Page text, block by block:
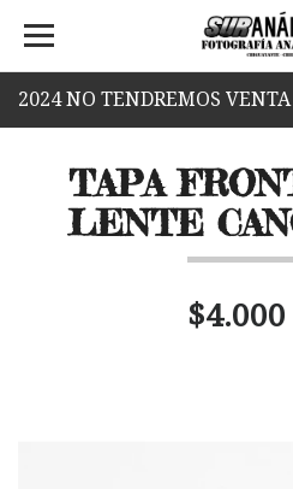
2024 NO TENDREMOS
TAPA
LENTE
$4.000